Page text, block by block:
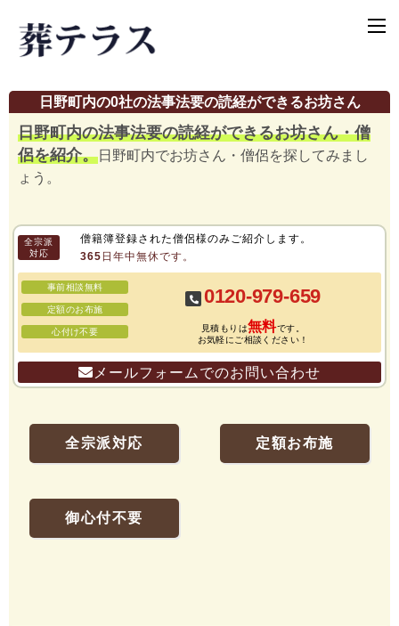
日野町内の0社の法事法要の読経ができるお坊さん
日野町内の法事法要の読経ができるお坊さん・僧
侶を紹介。日野町内でお坊さん・僧侶を探してみまし
ょう。
全宗派
対応
僧籍簿登録された僧侶様のみご紹介します。
365日年中無休です。
事前相談無料
定額のお布施
心付け不要
0120-979-659
見積もりは無料です。
お気軽にご相談ください！
メールフォームでのお問い合わせ
全宗派対応 定額お布施
御心付不要